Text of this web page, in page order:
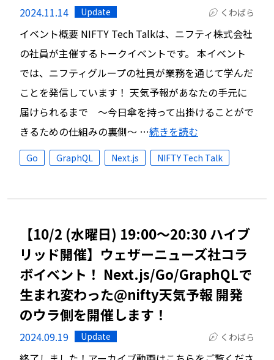
2024.11.14 Update くわばら
イベント概要 NIFTY Tech Talkは、ニフティ株式会社
の社員が主催するトークイベントです。 本イベント
では、ニフティグループの社員が業務を通じて学んだ
ことを発信しています！ 天気予報があなたの手元に
届けられるまで 〜今日傘を持って出掛けることがで
きるための仕組みの裏側〜 …続きを読む
Go GraphQL Next.js NIFTY Tech Talk
【10/2 (水曜日) 19:00～20:30 ハイブ
リッド開催】ウェザーニューズ社コラ
ボイベント！ Next.js/Go/GraphQLで
生まれ変わった@nifty天気予報 開発
のウラ側を開催します！
2024.09.19 Update くわばら